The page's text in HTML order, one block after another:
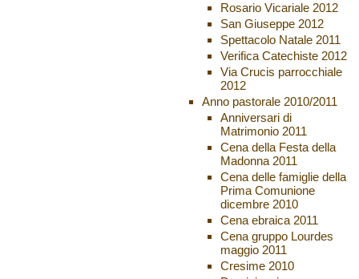
Rosario Vicariale 2012
San Giuseppe 2012
Spettacolo Natale 2011
Verifica Catechiste 2012
Via Crucis parrocchiale
2012
Anno pastorale 2010/2011
Anniversari di
Matrimonio 2011
Cena della Festa della
Madonna 2011
Cena delle famiglie della
Prima Comunione
dicembre 2010
Cena ebraica 2011
Cena gruppo Lourdes
maggio 2011
Cresime 2010